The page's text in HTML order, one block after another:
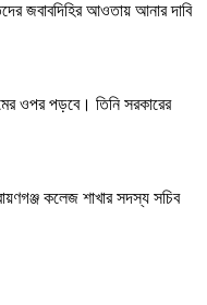
জবাবদিহির আওতায় আনার দাবি
ওপর পড়বে। তিনি সরকারের
কলেজ শাখার সদস্য সচিব